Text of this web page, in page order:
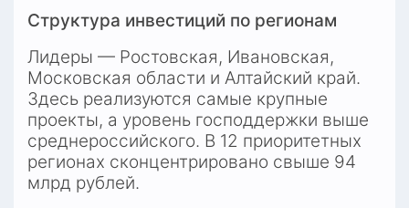
Структура инвестиций по регионам
Лидеры — Ростовская, Ивановская,
Московская области и Алтайский край.
Здесь реализуются самые крупные
проекты, а уровень господдержки выше
среднероссийского. В 12 приоритетных
регионах сконцентрировано свыше 94
млрд рублей.